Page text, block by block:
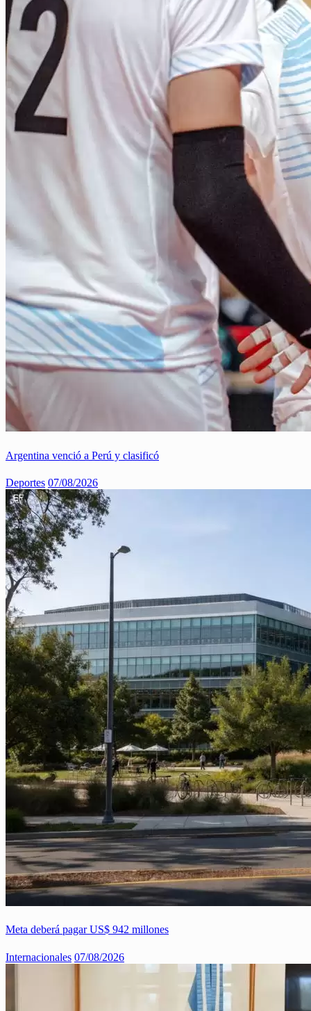
Argentina venció a Perú y clasificó
Deportes 07/08/2026
Meta deberá pagar US$ 942 millones
Internacionales 07/08/2026